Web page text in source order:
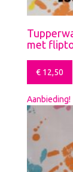
met
€ 12,50
Aanbieding!